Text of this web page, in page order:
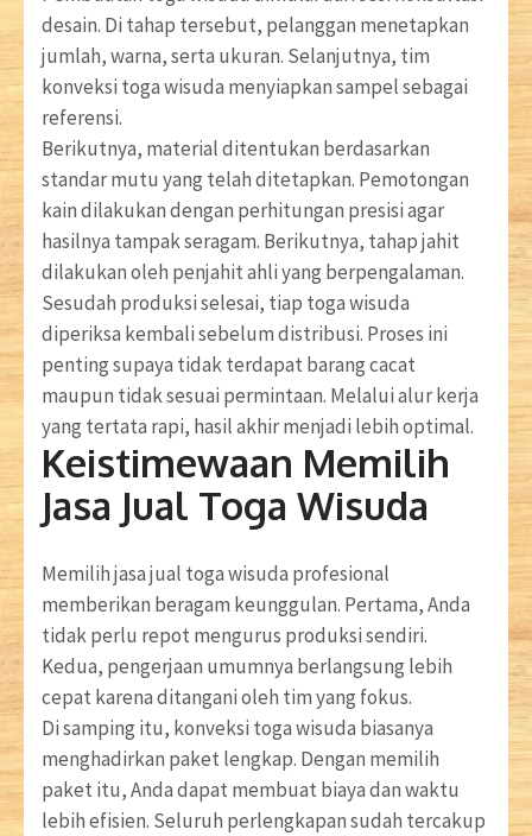
desain. Di tahap tersebut, pelanggan menetapkan
jumlah, warna, serta ukuran. Selanjutnya, tim
konveksi toga wisuda menyiapkan sampel sebagai
referensi.
Berikutnya, material ditentukan berdasarkan
standar mutu yang telah ditetapkan. Pemotongan
kain dilakukan dengan perhitungan presisi agar
hasilnya tampak seragam. Berikutnya, tahap jahit
dilakukan oleh penjahit ahli yang berpengalaman.
Sesudah produksi selesai, tiap toga wisuda
diperiksa kembali sebelum distribusi. Proses ini
penting supaya tidak terdapat barang cacat
maupun tidak sesuai permintaan. Melalui alur kerja
yang tertata rapi, hasil akhir menjadi lebih optimal.
Keistimewaan Memilih
Jasa Jual Toga Wisuda
Memilih jasa jual toga wisuda profesional
memberikan beragam keunggulan. Pertama, Anda
tidak perlu repot mengurus produksi sendiri.
Kedua, pengerjaan umumnya berlangsung lebih
cepat karena ditangani oleh tim yang fokus.
Di samping itu, konveksi toga wisuda biasanya
menghadirkan paket lengkap. Dengan memilih
paket itu, Anda dapat membuat biaya dan waktu
lebih efisien. Seluruh perlengkapan sudah tercakup